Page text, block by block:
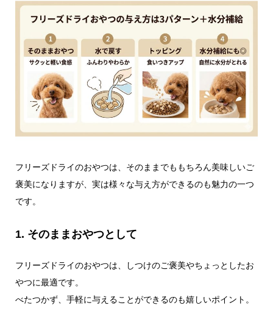
フリーズドライのおやつは、そのままでももちろん美味しいご
褒美になりますが、実は様々な与え方ができるのも魅力の一つ
です。
1. そのままおやつとして
フリーズドライのおやつは、しつけのご褒美やちょっとしたお
やつに最適です。
べたつかず、手軽に与えることができるのも嬉しいポイント。